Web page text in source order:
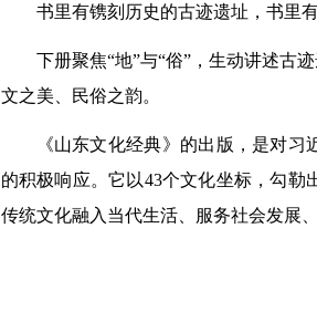
书里有镌刻历史的古迹遗址，书
下册聚焦“地”与“俗”，生动讲述古
文之美、民俗之韵。
《山东文化经典》的出版，是对
的积极响应。它以43个文化坐标，勾
传统文化融入当代生活、服务社会发展